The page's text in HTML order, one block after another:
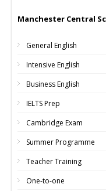
Manchester Central
General English
Intensive English
Business English
IELTS Prep
Cambridge Exam
Summer Programme
Teacher Training
One-to-one